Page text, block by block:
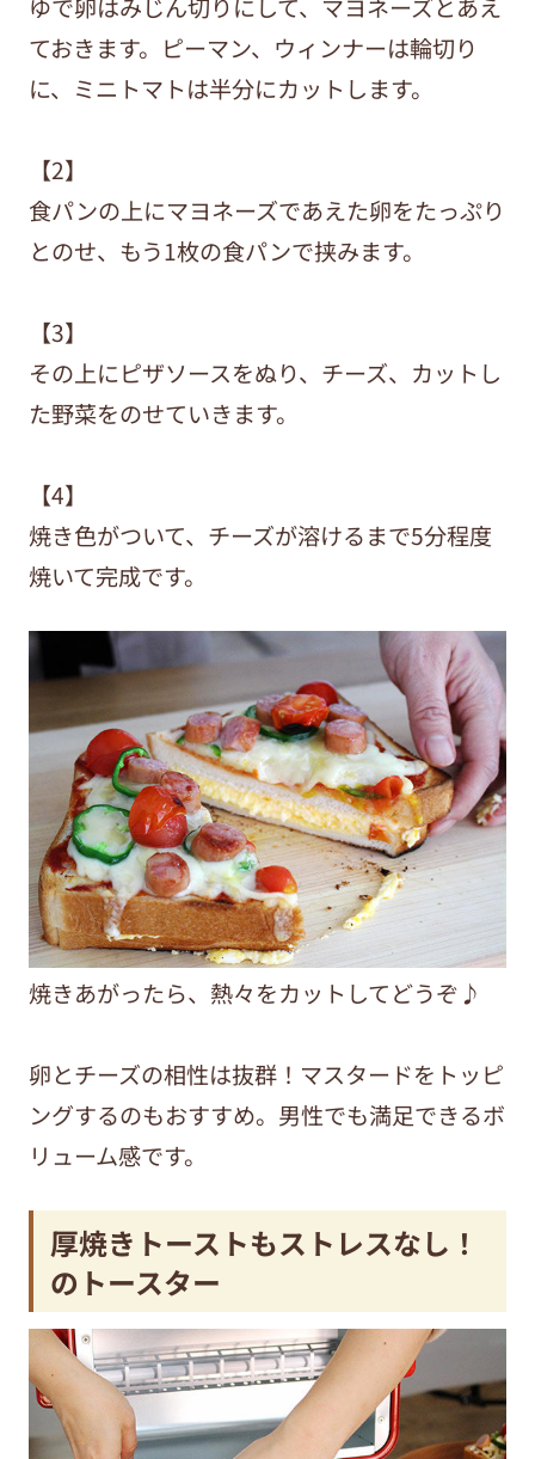
ゆで卵はみじん切りにして、マヨネーズとあえ
ておきます。ピーマン、ウィンナーは輪切り
に、ミニトマトは半分にカットします。
【2】
食パンの上にマヨネーズであえた卵をたっぷり
とのせ、もう1枚の食パンで挟みます。
【3】
その上にピザソースをぬり、チーズ、カットし
た野菜をのせていきます。
【4】
焼き色がついて、チーズが溶けるまで5分程度
焼いて完成です。
焼きあがったら、熱々をカットしてどうぞ♪
卵とチーズの相性は抜群！マスタードをトッピ
ングするのもおすすめ。男性でも満足できるボ
リューム感です。
厚焼きトーストもストレスなし！
のトースター